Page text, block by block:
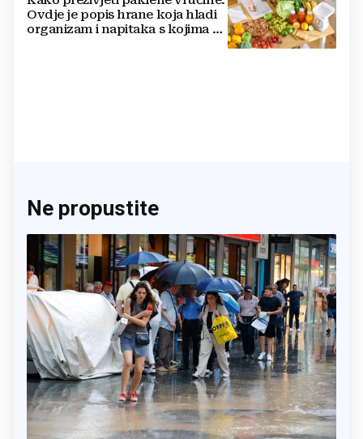
Ovdje je popis hrane koja hladi
organizam i napitaka s kojima si
Ne propustite